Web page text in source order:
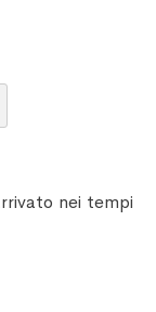
nei tempi